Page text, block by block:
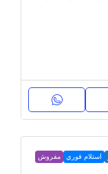
استلام فوري مفروش